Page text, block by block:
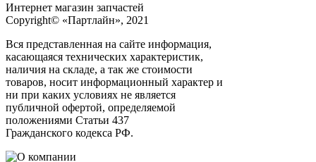
Интернет магазин запчастей
Copyright© «Партлайн», 2021
Вся представленная на сайте информация,
касающаяся технических характеристик,
наличия на складе, а так же стоимости
товаров, носит информационный характер и
ни при каких условиях не является
публичной офертой, определяемой
положениями Статьи 437
Гражданского кодекса РФ.